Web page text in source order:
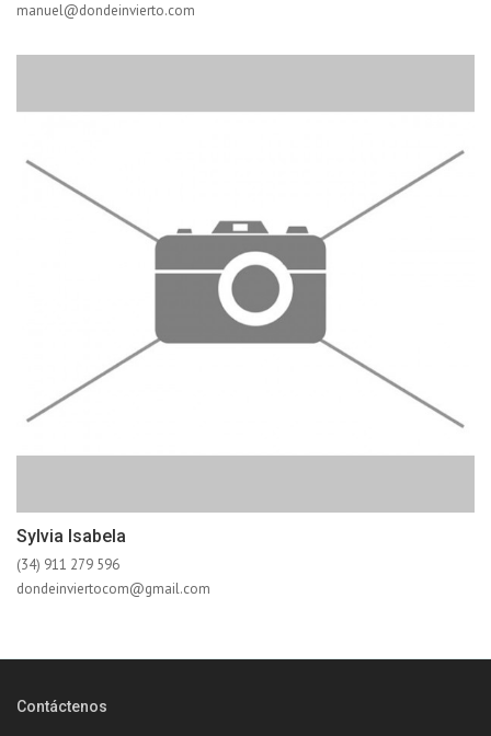
manuel@dondeinvierto.com
Sylvia Isabela
(34) 911 279 596
dondeinviertocom@gmail.com
Contáctenos